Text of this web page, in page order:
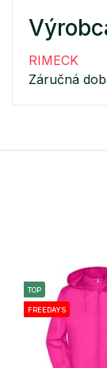
RIMECK
Záručná
TOP
FREEDAYS